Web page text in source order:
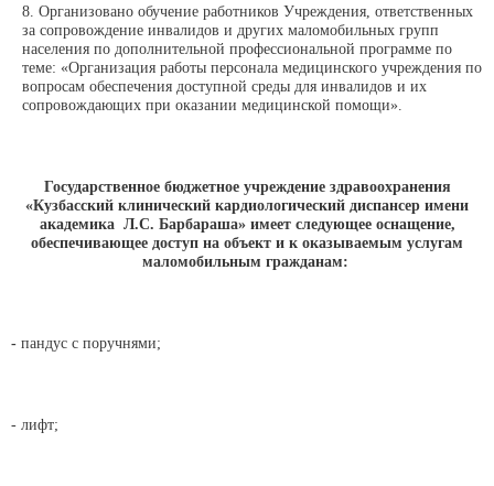
Организовано обучение работников Учреждения, ответственных
за сопровождение инвалидов и других маломобильных групп
населения по дополнительной профессиональной программе по
теме: «Организация работы персонала медицинского учреждения по
вопросам обеспечения доступной среды для инвалидов и их
сопровождающих при оказании медицинской помощи».
Государственное бюджетное учреждение здравоохранения
«Кузбасский клинический кардиологический диспансер имени
академика Л.С. Барбараша» имеет следующее оснащение,
обеспечивающее доступ на объект и к оказываемым услугам
маломобильным гражданам:
- пандус с поручнями;
- лифт;